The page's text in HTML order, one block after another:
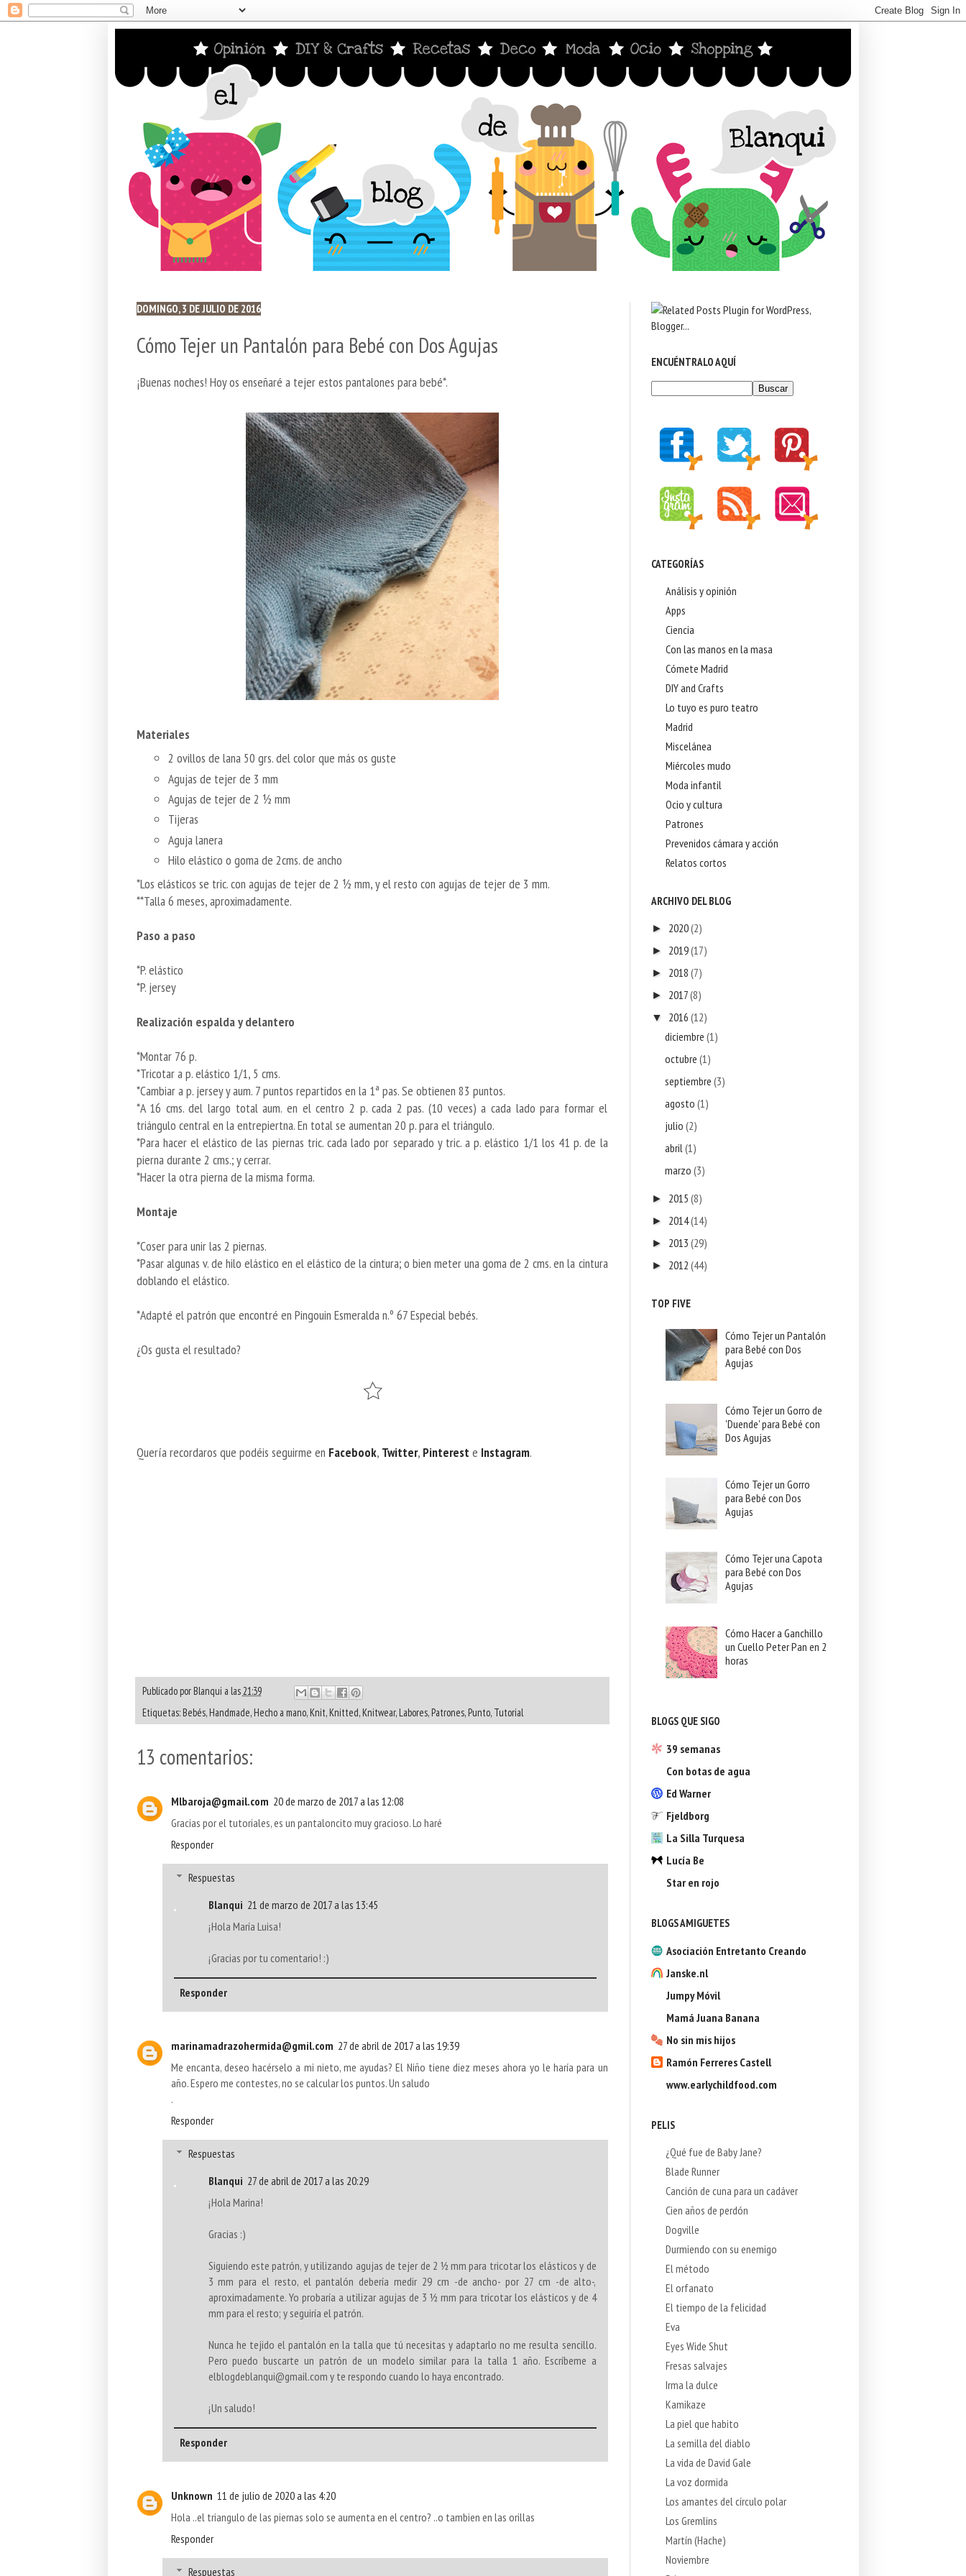
DOMINGO, 3 DE JULIO DE 2016
Cómo Tejer un Pantalón para Bebé con Dos Agujas
¡Buenas noches! Hoy os enseñaré a tejer estos pantalones para bebé*.
Materiales
2 ovillos de lana 50 grs. del color que más os guste
Agujas de tejer de 3 mm
Agujas de tejer de 2 ½ mm
Tijeras
Aguja lanera
Hilo elástico o goma de 2cms. de ancho
*Los elásticos se tric. con agujas de tejer de 2 ½ mm, y el resto con agujas de tejer de 3 mm.
**Talla 6 meses, aproximadamente.
Paso a paso
*P. elástico
*P. jersey
Realización espalda y delantero
*Montar 76 p.
*Tricotar a p. elástico 1/1, 5 cms.
*Cambiar a p. jersey y aum. 7 puntos repartidos en la 1ª pas. Se obtienen 83 puntos.
*A 16 cms. del largo total aum. en el centro 2 p. cada 2 pas. (10 veces) a cada lado para formar el
triángulo central en la entrepiertna. En total se aumentan 20 p. para el triángulo.
*Para hacer el elástico de las piernas tric. cada lado por separado y tric. a p. elástico 1/1 los 41 p. de la
pierna durante 2 cms.; y cerrar.
*Hacer la otra pierna de la misma forma.
Montaje
*Coser para unir las 2 piernas.
*Pasar algunas v. de hilo elástico en el elástico de la cintura; o bien meter una goma de 2 cms. en la cintura
doblando el elástico.
*Adapté el patrón que encontré en Pingouin Esmeralda n.º 67 Especial bebés.
¿Os gusta el resultado?
Quería recordaros que podéis seguirme en Facebook, Twitter, Pinterest e Instagram.
Publicado por Blanqui a las21:39
Etiquetas: Bebés, Handmade, Hecho a mano, Knit, Knitted, Knitwear, Labores, Patrones, Punto, Tutorial
13 comentarios:
Mlbaroja@gmail.com 20 de marzo de 2017 a las 12:08
Gracias por el tutoriales, es un pantaloncito muy gracioso. Lo haré
Responder
Respuestas
Blanqui 21 de marzo de 2017 a las 13:45
¡Hola María Luisa!
¡Gracias por tu comentario! :)
Responder
marinamadrazohermida@gmil.com 27 de abril de 2017 a las 19:39
Me encanta, deseo hacérselo a mi nieto, me ayudas? El Niño tiene diez meses ahora yo le haría para un
año. Espero me contestes, no se calcular los puntos. Un saludo
.
Responder
Respuestas
Blanqui 27 de abril de 2017 a las 20:29
¡Hola Marina!
Gracias :)
Siguiendo este patrón, y utilizando agujas de tejer de 2 ½ mm para tricotar los elásticos y de
3 mm para el resto, el pantalón debería medir 29 cm -de ancho- por 27 cm -de alto-,
aproximadamente. Yo probaría a utilizar agujas de 3 ½ mm para tricotar los elásticos y de 4
mm para el resto; y seguiría el patrón.
Nunca he tejido el pantalón en la talla que tú necesitas y adaptarlo no me resulta sencillo.
Pero puedo buscarte un patrón de un modelo similar para la talla 1 año. Escríbeme a
elblogdeblanqui@gmail.com y te respondo cuando lo haya encontrado.
¡Un saludo!
Responder
Unknown 11 de julio de 2020 a las 4:20
Hola ..el triangulo de las piernas solo se aumenta en el centro? ..o tambien en las orillas
Responder
Respuestas
ENCUÉNTRALO AQUÍ
CATEGORÍAS
Análisis y opinión
Apps
Ciencia
Con las manos en la masa
Cómete Madrid
DIY and Crafts
Lo tuyo es puro teatro
Madrid
Miscelánea
Miércoles mudo
Moda infantil
Ocio y cultura
Patrones
Prevenidos cámara y acción
Relatos cortos
ARCHIVO DEL BLOG
► 2020(2)
► 2019(17)
► 2018 (7)
► 2017(8)
▼ 2016 (12)
diciembre (1)
octubre (1)
septiembre (3)
agosto (1)
julio (2)
abril(1)
marzo (3)
► 2015 (8)
► 2014(14)
► 2013 (29)
► 2012 (44)
TOP FIVE
Cómo Tejer un Pantalón
para Bebé con Dos
Agujas
Cómo Tejer un Gorro de
'Duende' para Bebé con
Dos Agujas
Cómo Tejer un Gorro
para Bebé con Dos
Agujas
Cómo Tejer una Capota
para Bebé con Dos
Agujas
Cómo Hacer a Ganchillo
un Cuello Peter Pan en 2
horas
BLOGS QUE SIGO
39 semanas
Con botas de agua
Ed Warner
Fjeldborg
La Silla Turquesa
Lucía Be
Star en rojo
BLOGS AMIGUETES
Asociación Entretanto Creando
Janske.nl
Jumpy Móvil
Mamá Juana Banana
No sin mis hijos
Ramón Ferreres Castell
www.earlychildfood.com
PELIS
¿Qué fue de Baby Jane?
Blade Runner
Canción de cuna para un cadáver
Cien años de perdón
Dogville
Durmiendo con su enemigo
El método
El orfanato
El tiempo de la felicidad
Eva
Eyes Wide Shut
Fresas salvajes
Irma la dulce
Kamikaze
La piel que habito
La semilla del diablo
La vida de David Gale
La voz dormida
Los amantes del círculo polar
Los Gremlins
Martín (Hache)
Noviembre